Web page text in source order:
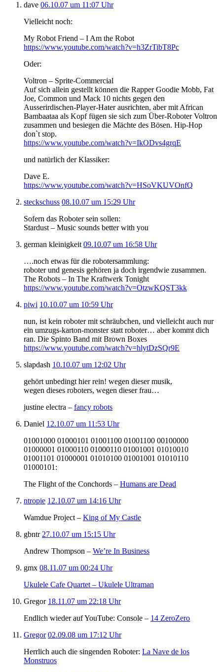
dave 06.10.07 um 11:07 Uhr
Vielleicht noch:
My Robot Friend – I Am the Robot
https://www.youtube.com/watch?v=h3ZrTibT8Pc
Oder:
Voltron – Sprite-Commercial
Auf sich allein gestellt können die Rapper Goodie Mobb, Fat
Joe, Common und Mack 10 nichts gegen den
Ausserirdischen-Player-Hater ausrichten, aber mit African
Bambaataa als Kopf fügen sie sich zum Über-Roboter Voltron
zusammen und besiegen die Mächte des Bösen. Hip-Hop
don`t stop.
https://www.youtube.com/watch?v=IkODvs4grqE
und natürlich der Klassiker:
Dave E.
https://www.youtube.com/watch?v=HSoVKUVOnfQ
steckschuss 08.10.07 um 15:29 Uhr
Sofern das Roboter sein sollen:
Stardust – Music sounds better with you
german kleinigkeit 09.10.07 um 16:58 Uhr
….noch etwas für die robotersammlung:
roboter und genesis gehören ja doch irgendwie zusammen.
The Robots – In The Kraftwerk Tonight
https://www.youtube.com/watch?v=OtzwKQST3kk
piwi 10.10.07 um 10:59 Uhr
nun, ist kein roboter mit schräubchen, und vielleicht auch nur
ein umzugs-karton-monster statt roboter… aber kommt dich
ran. Die Spinto Band mit Brown Boxes
https://www.youtube.com/watch?v=hlytDzSQr9E
slapdash 10.10.07 um 12:02 Uhr
gehört unbedingt hier rein! wegen dieser musik,
wegen dieses roboters, wegen dieser frau…
justine electra – fancy robots
Daniel 12.10.07 um 11:53 Uhr
01001000 01000101 01001100 01001100 00100000
01000001 01000110 01000110 01001001 01010010
01001101 01000001 01010100 01001001 01010110
01000101:
The Flight of the Conchords – Humans are Dead
ntropie 12.10.07 um 14:16 Uhr
Wamdue Project – King of My Castle
gbntr 27.10.07 um 15:15 Uhr
Andrew Thompson – We’re In Business
gmx 08.11.07 um 00:24 Uhr
Ukulele Cafe Quartet – Ukulele Ultraman
Gregor 18.11.07 um 22:18 Uhr
Endlich wieder auf YouTube: Console – 14 ZeroZero
Gregor 02.09.08 um 17:12 Uhr
Herrlich auch die singenden Roboter: La Nave de los
Monstruos